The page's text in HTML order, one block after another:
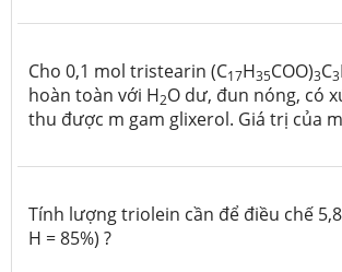
Cho 0,1 mol tristearin (C17H35COO)3C3
hoàn toàn với H2O dư, đun nóng, có
thu được m gam glixerol. Giá trị của
Tính lượng triolein cần để điều chế
H = 85%) ?